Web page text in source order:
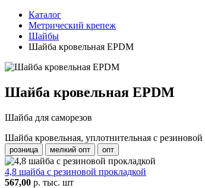
Каталог
Метрический крепеж
Шайбы
Шайба кровельная EPDM
Шайба кровельная EPDM
Шайба для саморезов
Шайба кровельная, уплотнительная с
розница мелкий опт опт
4,8 шайба с резиновой прокладкой
567,00 р. тыс. шт